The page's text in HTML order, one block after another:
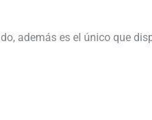
además es el único que